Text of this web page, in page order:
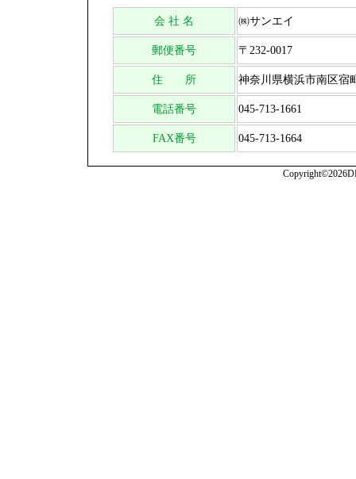
会 社 名 ㈱サンエイ
郵便番号 〒232-0017
住 所 神奈川県横浜市南区宿
電話番号 045-713-1661
FAX番号 045-713-1664